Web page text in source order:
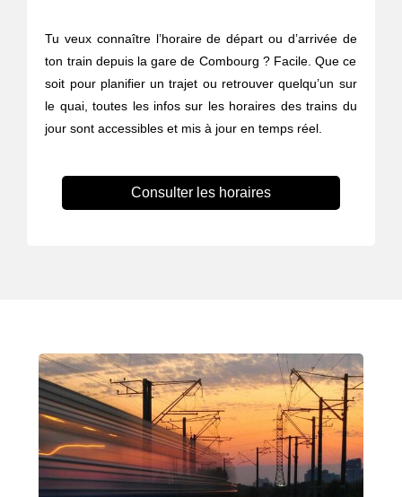
Tu veux connaître l’horaire de départ ou d’arrivée de
ton train depuis la gare de Combourg ? Facile. Que ce
soit pour planifier un trajet ou retrouver quelqu’un sur
le quai, toutes les infos sur les horaires des trains du
jour sont accessibles et mis à jour en temps réel.
Consulter les horaires